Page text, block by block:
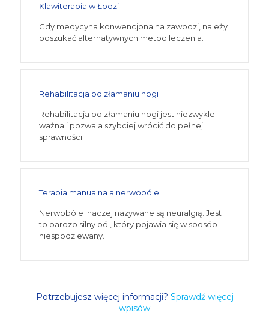
Klawiterapia w Łodzi
Gdy medycyna konwencjonalna zawodzi, należy
poszukać alternatywnych metod leczenia.
Rehabilitacja po złamaniu nogi
Rehabilitacja po złamaniu nogi jest niezwykle
ważna i pozwala szybciej wrócić do pełnej
sprawności.
Terapia manualna a nerwobóle
Nerwobóle inaczej nazywane są neuralgią. Jest
to bardzo silny ból, który pojawia się w sposób
niespodziewany.
Potrzebujesz więcej informacji? Sprawdź więcej
wpisów